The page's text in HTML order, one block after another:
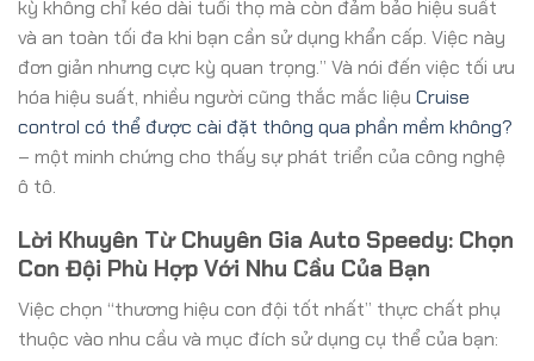
kỳ không chỉ kéo dài tuổi thọ mà còn đảm bảo hiệu suất
và an toàn tối đa khi bạn cần sử dụng khẩn cấp. Việc này
đơn giản nhưng cực kỳ quan trọng.” Và nói đến việc tối ưu
hóa hiệu suất, nhiều người cũng thắc mắc liệu Cruise
control có thể được cài đặt thông qua phần mềm không?
– một minh chứng cho thấy sự phát triển của công nghệ
ô tô.
Lời Khuyên Từ Chuyên Gia Auto Speedy: Chọn
Con Đội Phù Hợp Với Nhu Cầu Của Bạn
Việc chọn “thương hiệu con đội tốt nhất” thực chất phụ
thuộc vào nhu cầu và mục đích sử dụng cụ thể của bạn: